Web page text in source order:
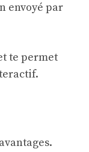
envoyé par
te permet